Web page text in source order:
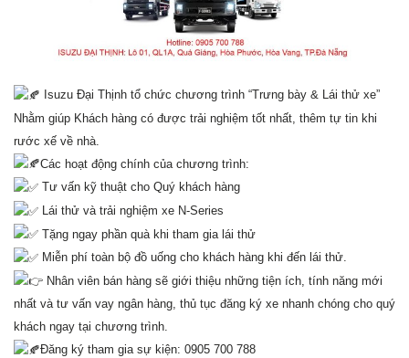
Isuzu Đại Thịnh tổ chức chương trình “Trưng bày & Lái thử xe”
Nhằm giúp Khách hàng có được trải nghiệm tốt nhất, thêm tự tin khi
rước xế về nhà.
Các hoạt động chính của chương trình:
Tư vấn kỹ thuật cho Quý khách hàng
Lái thử và trải nghiệm xe N-Series
Tặng ngay phần quà khi tham gia lái thử
Miễn phí toàn bộ đồ uống cho khách hàng khi đến lái thử.
Nhân viên bán hàng sẽ giới thiệu những tiện ích, tính năng mới
nhất và tư vấn vay ngân hàng, thủ tục đăng ký xe nhanh chóng cho quý
khách ngay tại chương trình.
Đăng ký tham gia sự kiện: 0905 700 788